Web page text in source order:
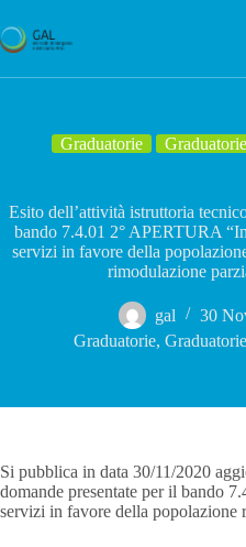
al
contenuto
Graduatorie
Esito dell’attività istruttoria
bando 7.4.01 2° APERTURA
servizi in favore della
rimodulazione
gal
30
Graduatorie,
Si pubblica in data 30/11/2020
domande presentate per il bando
servizi in favore della popolazione